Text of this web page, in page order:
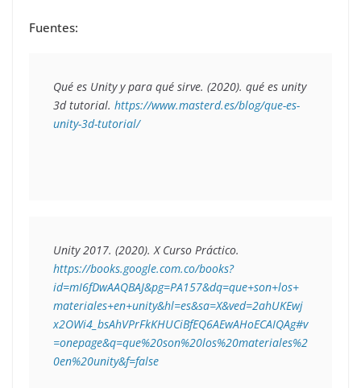
Fuentes:
Qué es Unity y para qué sirve. (2020). qué es unity
3d tutorial. https://www.masterd.es/blog/que-es-
unity-3d-tutorial/
Unity 2017. (2020). X Curso Práctico.
https://books.google.com.co/books?
id=mI6fDwAAQBAJ&pg=PA157&dq=que+son+los+
materiales+en+unity&hl=es&sa=X&ved=2ahUKEwj
x2OWi4_bsAhVPrFkKHUCiBfEQ6AEwAHoECAIQAg#v
=onepage&q=que%20son%20los%20materiales%2
0en%20unity&f=false